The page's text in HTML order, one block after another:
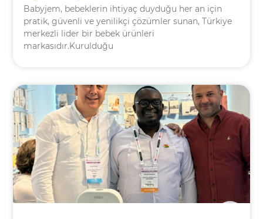
Babyjem, bebeklerin ihtiyaç duyduğu her an için
pratik, güvenli ve yenilikçi çözümler sunan, Türkiye
merkezli lider bir bebek ürünleri
markasıdır.Kurulduğu